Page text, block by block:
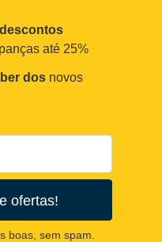
até 25%
dos novos
ofertas!
boas, sem spam.